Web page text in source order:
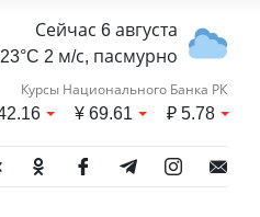
Сейчас 6 августа
23°C 2 м/с, пасмурно
Курсы Национального Банка РК
¥69.61 ₽5.78